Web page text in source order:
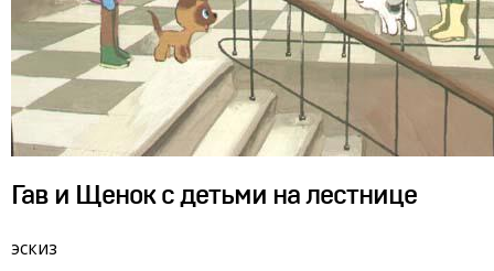
Гав и Щенок с детьми на лестнице
эскиз